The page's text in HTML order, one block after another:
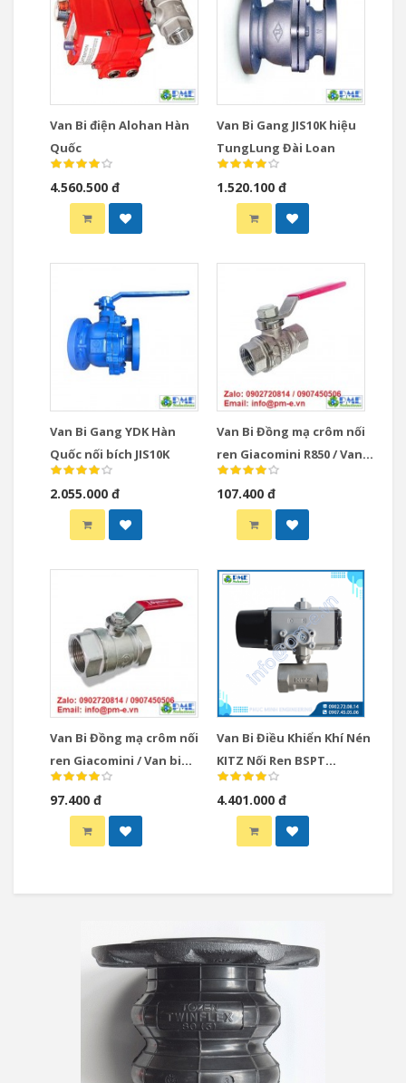
Van Bi điện Alohan Hàn
Quốc
4.560.500 đ
Van Bi Gang JIS10K hiệu
TungLung Đài Loan
1.520.100 đ
Van Bi Gang YDK Hàn
Quốc nối bích JIS10K
2.055.000 đ
Van Bi Đồng mạ crôm nối
ren Giacomini R850 / Van
bi đồng Giacomini Italy
model R850
107.400 đ
Van Bi Đồng mạ crôm nối
ren Giacomini / Van bi
đồng Giacomini Italy
97.400 đ
Van Bi Điều Khiển Khí Nén
KITZ Nối Ren BSPT
Model CS-UTE
4.401.000 đ